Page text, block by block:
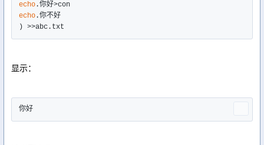
echo
echo .你不好
) >>abc.txt
显示：
你好